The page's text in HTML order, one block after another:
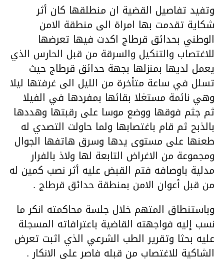
وتفيد تفاصيل القضية ان منطلقها كان أثر
شكاية تقدمت بها امراة الى منطقة الامن
الوطني بحدائق قرطاج اكدت فيها تعرضها
للاغتصاب والتنكيل والسرقة من قبل الحارس الذي
يعمل لديها بمنزلها بجهة حدائق قرطاج حيث
تسلل في ساعة متأخرة من الليل الى غرفتها ليلا
وهي نائمة مستغلا بقائها بمفردها في الفيلا
ثم جثم فوقها ووضع موسا على رقبتها وهددها
بالذبح ثم قام باغتصابها ولما حاولت التصدي له
طعنها على مستوى يدها وسرق هاتفها الجوال
ومجموعة من الاغراض التابعة لها ولاذ بالفرار
مدلية باوصافه فتم القبض عليه أثر نصب كمين له
من قبل أعوان الامن بمنطقة حدائق قرطاج .
وباستنطاق المتهم خلال جلسة محاكمته انكر ما
نسب إليه فواجهته القاضية باعترافاته المسجلة
عليه بحثا وتقرير الطب الشرعي الذي اثبت تعرض
الشاكية للاغتصاب من قبله فاصر على الانكار .